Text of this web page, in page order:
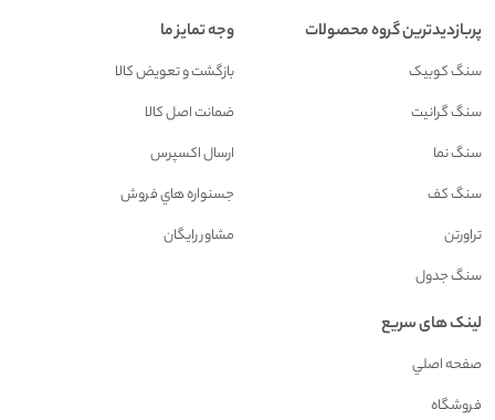
پربازدیدترین گروه محصولات
سنگ کوبیک
سنگ گرانیت
سنگ نما
سنگ کف
تراورتن
سنگ جدول
وجه تمایز ما
بازگشت و تعويض کالا
ضمانت اصل کالا
ارسال اکسپرس
جسنواره هاي فروش
مشاور رايگان
لینک های سریع
صفحه اصلي
فروشگاه